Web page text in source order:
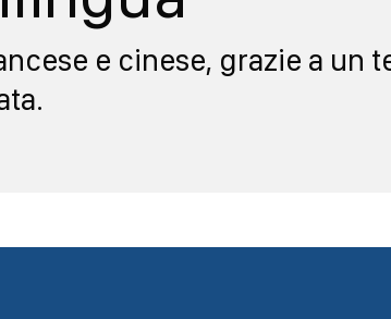
e cinese, grazie a un